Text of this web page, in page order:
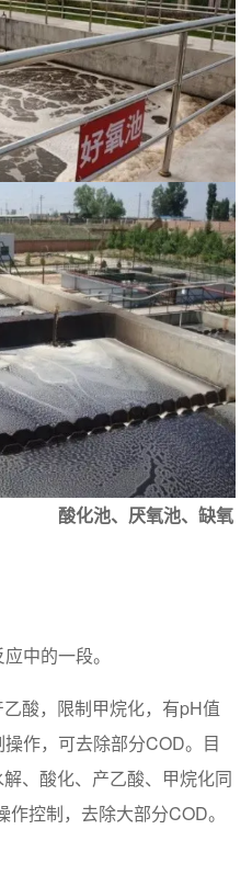
氧池、缺氧
中的一段。
酸，限制甲烷化，有pH值
作，可去除部分COD。目
、酸化、产乙酸、甲烷化同
控制，去除大部分COD。